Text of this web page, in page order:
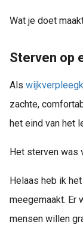
Wat je doet
Sterven op
Als
zachte,
het eind van het
Het sterven was
Helaas heb ik
meegemaakt. Er
mensen willen